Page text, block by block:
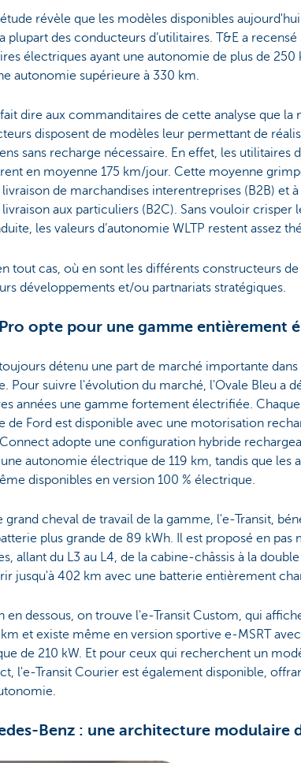
révèle que les modèles disponibles
plupart des conducteurs d’utilitaires. T&E a
électriques ayant une autonomie de plus de
autonomie supérieure à 330 km.
dire aux commanditaires de cette analyse que la
disposent de modèles leur permettant de
sans recharge nécessaire. En effet, les utilitaires
en moyenne 175 km/jour. Cette moyenne
de marchandises interentreprises (B2B) et
aux particuliers (B2C). Sans vouloir crisper
les valeurs d’autonomie WLTP restent assez
tout cas, où en sont les différents constructeurs
développements et/ou partnariats stratégiques.
opte pour une gamme entièrement
détenu une part de marché importante
Pour suivre l'évolution du marché, l'Ovale Bleu a
années une gamme fortement électrifiée.
de Ford est disponible avec une motorisation
adopte une configuration hybride
autonomie électrique de 119 km, tandis que les
disponibles en version 100 % électrique.
grand cheval de travail de la gamme, l'e-Transit,
plus grande de 89 kWh. Il est proposé en pas
allant du L3 au L4, de la cabine-châssis à la
jusqu'à 402 km avec une batterie entièrement
en dessous, on trouve l'e-Transit Custom, qui
et existe même en version sportive e-MSRT
de 210 kW. Et pour ceux qui recherchent un
l'e-Transit Courier est également disponible,
Benz : une architecture modulaire